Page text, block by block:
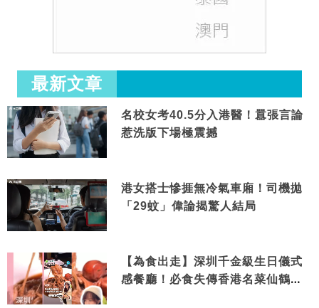
最新文章
名校女考40.5分入港醫！囂張言論
惹洗版下場極震撼
港女搭士慘捱無冷氣車廂！司機拋
「29蚊」偉論揭驚人結局
【為食出走】深圳千金級生日儀式
感餐廳！必食失傳香港名菜仙鶴神